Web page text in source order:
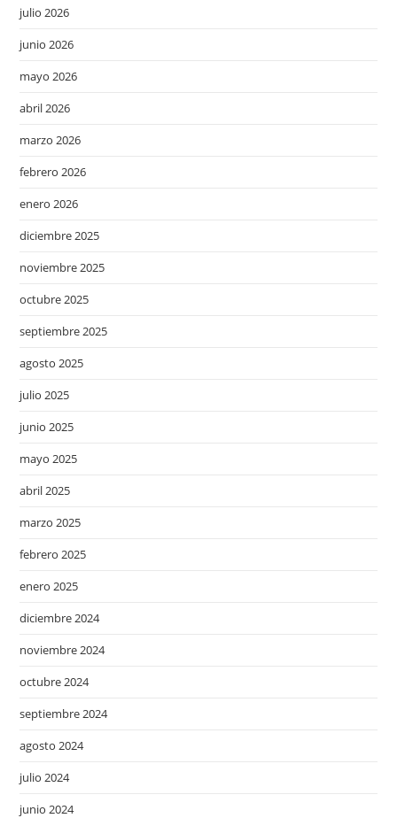
julio 2026
junio 2026
mayo 2026
abril 2026
marzo 2026
febrero 2026
enero 2026
diciembre 2025
noviembre 2025
octubre 2025
septiembre 2025
agosto 2025
julio 2025
junio 2025
mayo 2025
abril 2025
marzo 2025
febrero 2025
enero 2025
diciembre 2024
noviembre 2024
octubre 2024
septiembre 2024
agosto 2024
julio 2024
junio 2024